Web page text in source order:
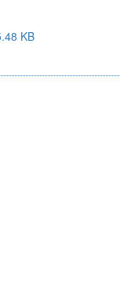
KB